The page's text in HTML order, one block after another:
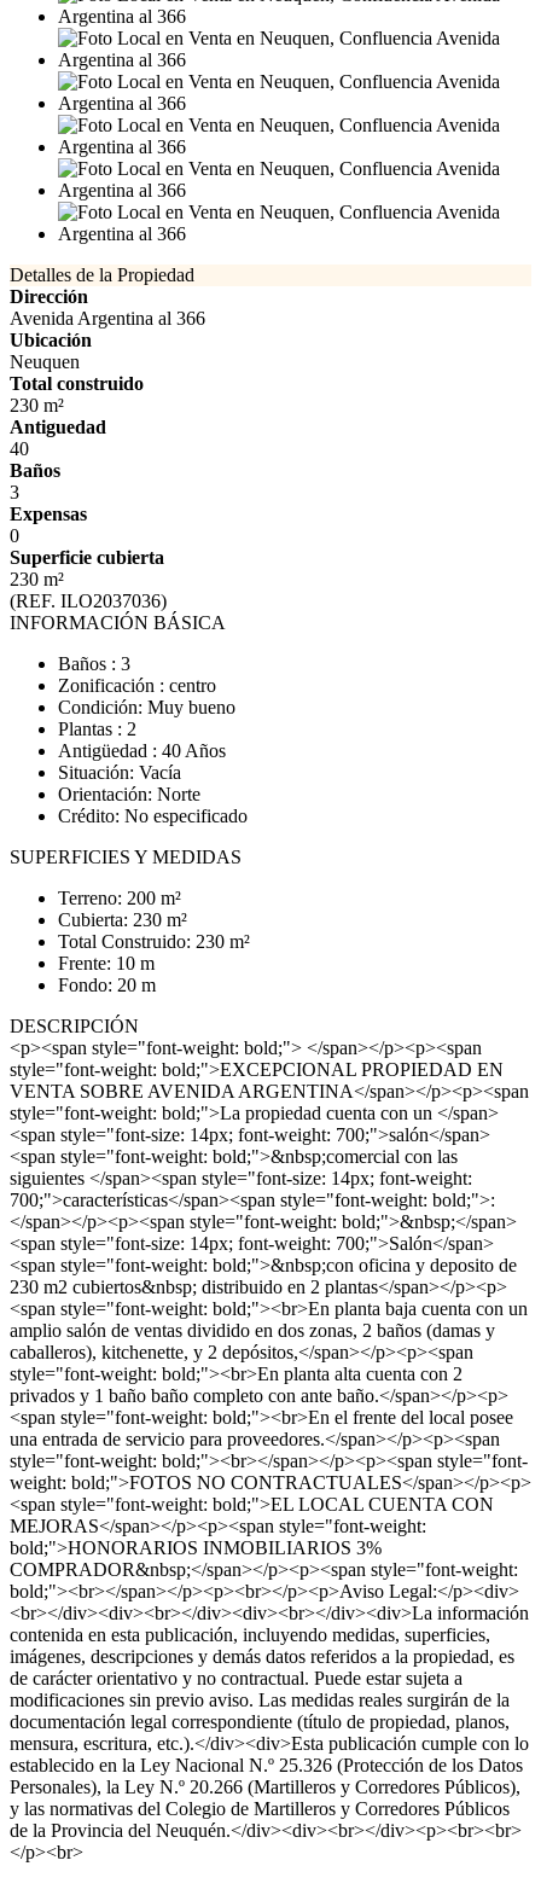
Detalles de la Propiedad
Dirección
Avenida Argentina al 366
Ubicación
Neuquen
Total construido
230 m²
Antiguedad
40
Baños
3
Expensas
0
Superficie cubierta
230 m²
(REF. ILO2037036)
INFORMACIÓN BÁSICA
Baños : 3
Zonificación : centro
Condición: Muy bueno
Plantas : 2
Antigüedad : 40 Años
Situación: Vacía
Orientación: Norte
Crédito: No especificado
SUPERFICIES Y MEDIDAS
Terreno: 200 m²
Cubierta: 230 m²
Total Construido: 230 m²
Frente: 10 m
Fondo: 20 m
DESCRIPCIÓN
<p><span style="font-weight: bold;"> </span></p><p><span
style="font-weight: bold;">EXCEPCIONAL PROPIEDAD EN
VENTA SOBRE AVENIDA ARGENTINA</span></p><p><span
style="font-weight: bold;">La propiedad cuenta con un </span>
<span style="font-size: 14px; font-weight: 700;">salón</span>
<span style="font-weight: bold;">&nbsp;comercial con las
siguientes </span><span style="font-size: 14px; font-weight:
700;">características</span><span style="font-weight: bold;">:
</span></p><p><span style="font-weight: bold;">&nbsp;</span>
<span style="font-size: 14px; font-weight: 700;">Salón</span>
<span style="font-weight: bold;">&nbsp;con oficina y deposito de
230 m2 cubiertos&nbsp; distribuido en 2 plantas</span></p><p>
<span style="font-weight: bold;"><br>En planta baja cuenta con un
amplio salón de ventas dividido en dos zonas, 2 baños (damas y
caballeros), kitchenette, y 2 depósitos,</span></p><p><span
style="font-weight: bold;"><br>En planta alta cuenta con 2
privados y 1 baño baño completo con ante baño.</span></p><p>
<span style="font-weight: bold;"><br>En el frente del local posee
una entrada de servicio para proveedores.</span></p><p><span
style="font-weight: bold;"><br></span></p><p><span style="font-
weight: bold;">FOTOS NO CONTRACTUALES</span></p><p>
<span style="font-weight: bold;">EL LOCAL CUENTA CON
MEJORAS</span></p><p><span style="font-weight:
bold;">HONORARIOS INMOBILIARIOS 3%
COMPRADOR&nbsp;</span></p><p><span style="font-weight:
bold;"><br></span></p><p><br></p><p>Aviso Legal:</p><div>
<br></div><div><br></div><div><br></div><div>La información
contenida en esta publicación, incluyendo medidas, superficies,
imágenes, descripciones y demás datos referidos a la propiedad, es
de carácter orientativo y no contractual. Puede estar sujeta a
modificaciones sin previo aviso. Las medidas reales surgirán de la
documentación legal correspondiente (título de propiedad, planos,
mensura, escritura, etc.).</div><div>Esta publicación cumple con lo
establecido en la Ley Nacional N.º 25.326 (Protección de los Datos
Personales), la Ley N.º 20.266 (Martilleros y Corredores Públicos),
y las normativas del Colegio de Martilleros y Corredores Públicos
de la Provincia del Neuquén.</div><div><br></div><p><br><br>
</p><br>